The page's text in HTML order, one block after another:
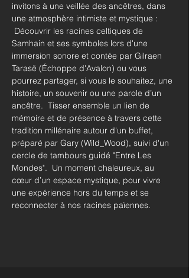
invitons à une veillée des ancêtres, dans
une atmosphère intimiste et mystique :
Découvrir les racines celtiques de
Samhain et ses symboles lors d'une
immersion sonore et contée par Gilraen
Tarasë (Échoppe d'Avalon) ou vous
pourrez partager, si vous le souhaitez, une
histoire, un souvenir ou une parole d’un
ancêtre.  Tisser ensemble un lien de
mémoire et de présence à travers cette
tradition millénaire autour d'un buffet,
préparé par Gary (Wild_Wood), suivi d'un
cercle de tambours guidé "Entre Les
Mondes".  Un moment chaleureux, au
cœur d’un espace mystique, pour vivre
une expérience hors du temps et se
reconnecter à nos racines païennes.